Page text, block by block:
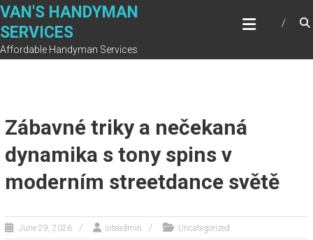
Skip
content
VAN'S HANDYMAN
SERVICES
Affordable Handyman Services
Zábavné triky a nečekaná
dynamika s tony spins v
moderním streetdance světě
June 29, 2026 siteadmin Uncategorized